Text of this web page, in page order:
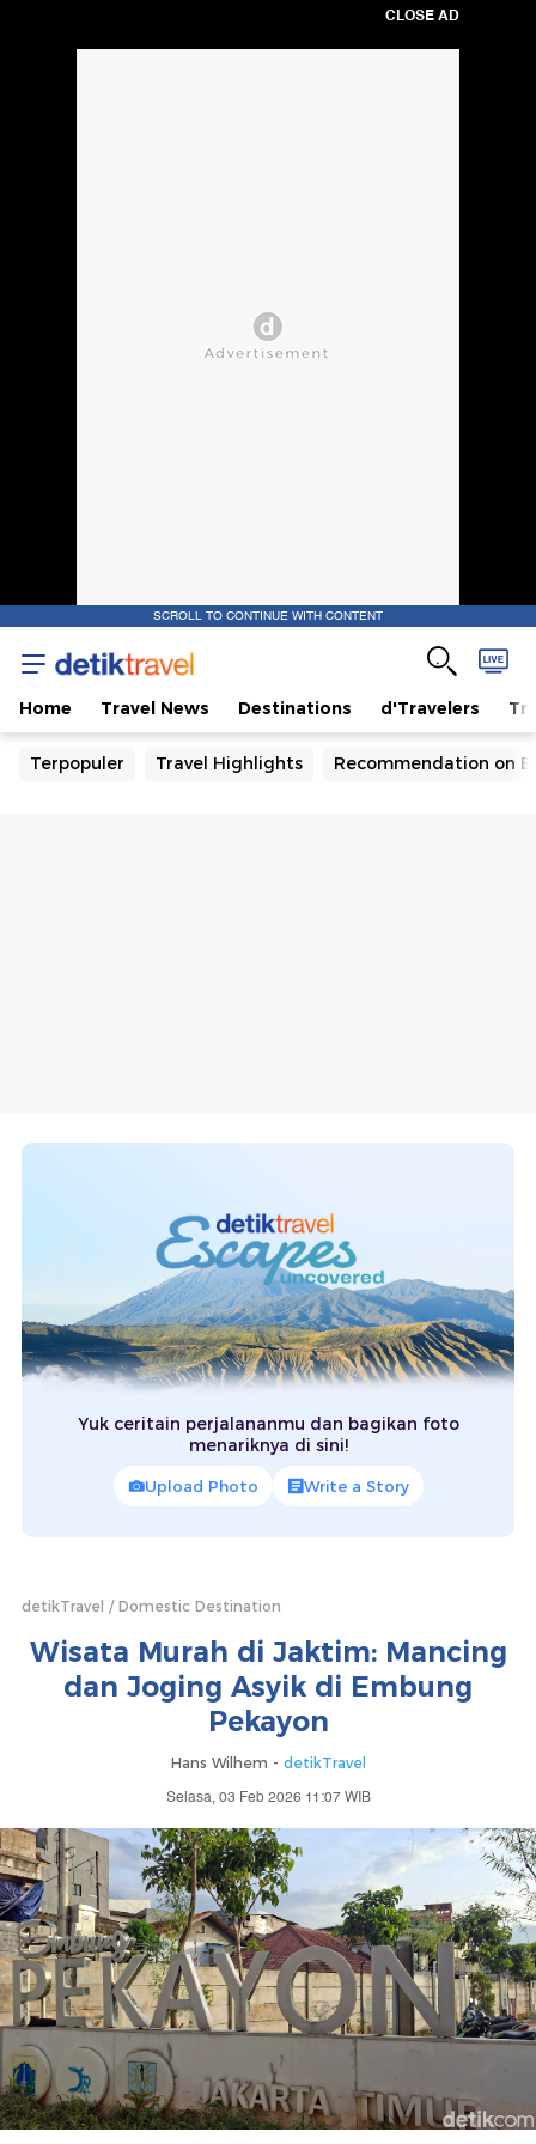
CLOSE AD
SCROLL TO CONTINUE WITH CONTENT
Home Travel News Destinations d'Travelers
Terpopuler Travel Highlights Recommendation on
Yuk ceritain perjalananmu dan bagikan foto
menariknya di sini!
Upload Photo Write a Story
detikTravel Domestic Destination
Wisata Murah di Jaktim: Mancing
dan Joging Asyik di Embung
Pekayon
Hans Wilhem - detikTravel
Selasa, 03 Feb 2026 11:07 WIB